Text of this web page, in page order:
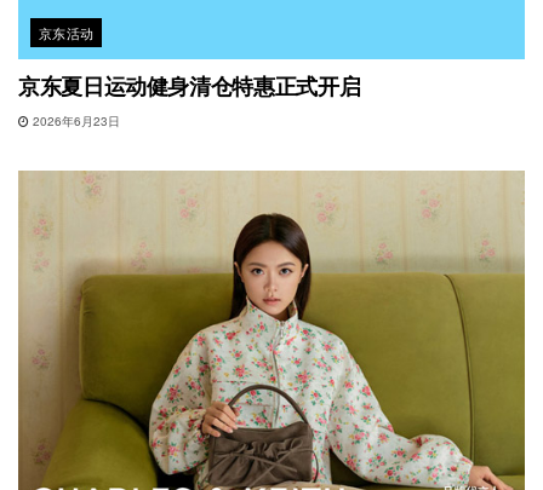
京东活动
京东夏日运动健身清仓特惠正式开启
2026年6月23日